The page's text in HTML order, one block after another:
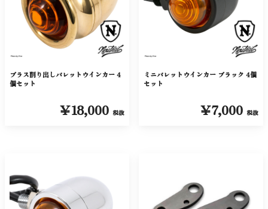
ブラス削り出しバレットウインカー 4
個セット
￥18,000 税抜
ミニバレットウインカー ブラック 4個
セット
￥7,000 税抜